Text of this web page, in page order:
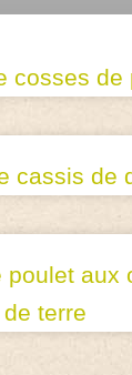
cosses de
cassis de
poulet aux
terre